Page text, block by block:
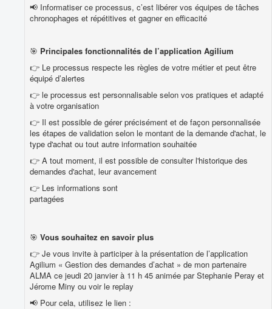
📢 Informatiser ce processus, c’est libérer vos équipes de tâches
chronophages et répétitives et gagner en efficacité
🎯 Principales fonctionnalités de l’application Agilium
👉 Le processus respecte les règles de votre métier et peut être
équipé d’alertes
👉 le processus est personnalisable selon vos pratiques et adapté
à votre organisation
👉 Il est possible de gérer précisément et de façon personnalisée
les étapes de validation selon le montant de la demande d'achat, le
type d'achat ou tout autre information souhaitée
👉 A tout moment, il est possible de consulter l'historique des
demandes d'achat, leur avancement
👉 Les informations sont
partagées
🎯 Vous souhaitez en savoir plus
👉 Je vous invite à participer à la présentation de l’application
Agilium « Gestion des demandes d’achat » de mon partenaire
ALMA ce jeudi 20 janvier à 11 h 45 animée par Stephanie Peray et
Jérome Miny ou voir le replay
📢 Pour cela, utilisez le lien :